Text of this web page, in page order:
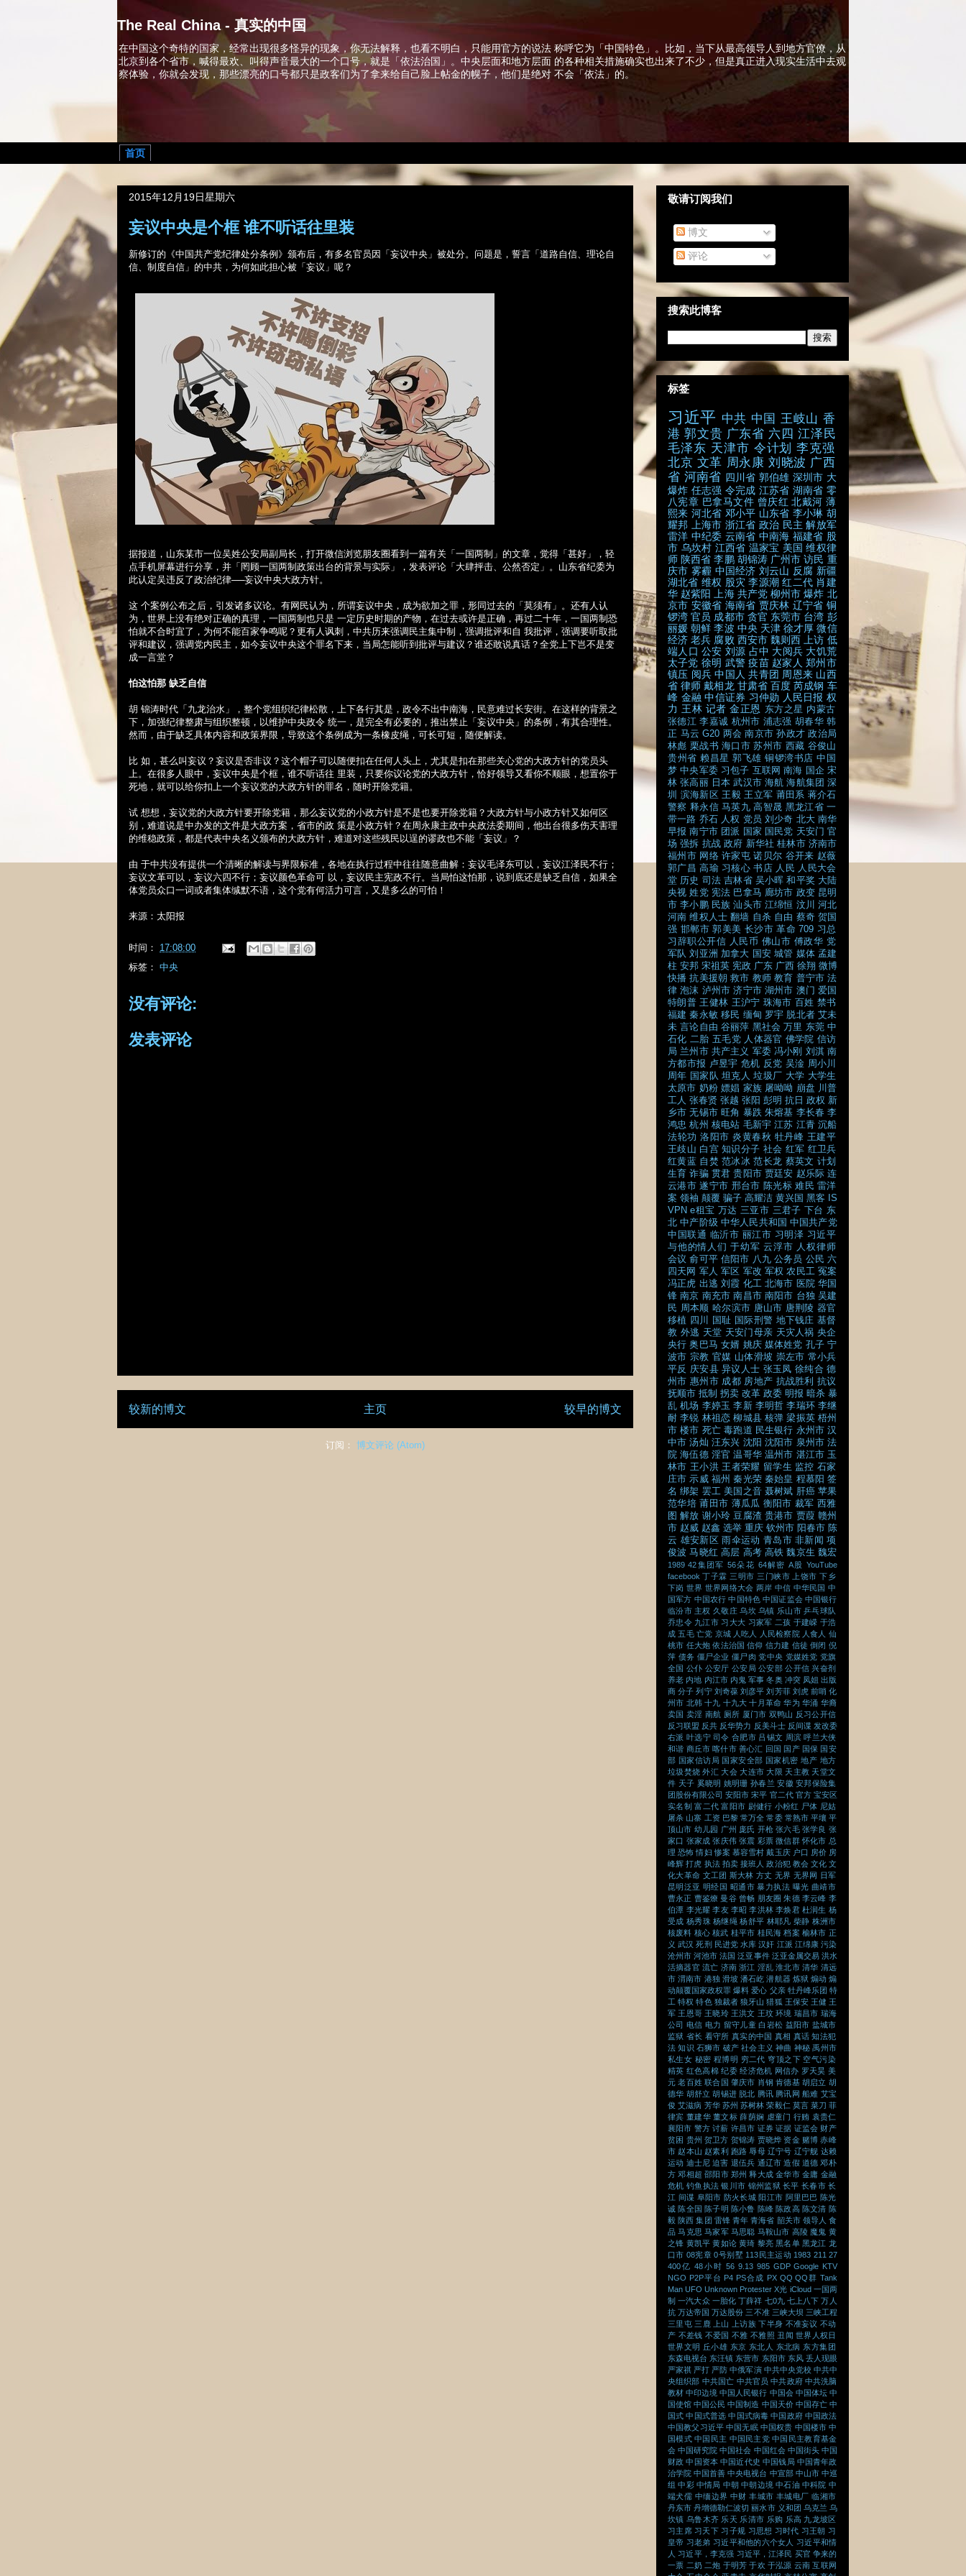
The Real China - 真实的中国
在中国这个奇特的国家，经常出现很多怪异的现象，你无法解释，也看不明白，只能用官方的说法 称呼它为「中国特色」。比如，当下从最高领导人到地方官僚，从
北京到各个省市，喊得最欢、叫得声音最大的一个口号，就是「依法治国」。中央层面和地方层面 的各种相关措施确实也出来了不少，但是真正进入现实生活中去观
察体验，你就会发现，那些漂亮的口号都只是政客们为了拿来给自己脸上帖金的幌子，他们是绝对 不会「依法」的。
首页
2015年12月19日星期六
妄议中央是个框 谁不听话往里装
新修订的《中国共产党纪律处分条例》颁布后，有多名官员因「妄议中央」被处分。问题是，誓言「道路自信、理论自
信、制度自信」的中共，为何如此担心被「妄议」呢？
据报道，山东某市一位吴姓公安局副局长，打开微信浏览朋友圈看到一篇有关「一国两制」的文章，觉得「甚好」，轻
点手机屏幕进行分享，并「罔顾一国两制政策出台的背景与实际」，发表评论「大肆抨击、公然否定」。山东省纪委为
此认定吴违反了政治纪律──妄议中央大政方针。
这 个案例公布之后，引发诸多议论。有网民认为，所谓妄议中央，成为欲加之罪，形同过去的「莫须有」。还有人认
为，世界上没有绝对正确的真理，一国两制也只是 一定历史时期的产物，在过去或许是正确，再过二十年，一国两制恐
怕就不合时宜了，为何不能百家争鸣呢？更有人讽刺，中共历来强调民主集中制，强调批评和自 我批评，强调要听取批
评和建议，强调党内民主，如今妄议中央这个罪名下来，当局怎能听到批评与建议？谁还敢说真话？全党上下岂不是变
成一言堂？
怕这怕那 缺乏自信
胡 锦涛时代「九龙治水」，整个党组织纪律松散，上下各行其是，政令不出中南海，民意难过长安街。在这样的背景之
下，加强纪律整肃与组织整顿，以维护中央政令 统一，是完全有必要的，推出禁止「妄议中央」的条例，有其合理性。
然而，由于缺乏具体内容和政策界限，导致这个条例成为一条橡皮绳，可长可短，随便解读。
比 如，甚么叫妄议？妄议是否非议？这个帽子可以随便扣在任何人头上，尤其是扣在那些关心党的大政方针的党员头
上。在很多人眼中，妄议中央是个框，谁不听话往 里装，只要你议论党的大政方针，恰好领导又看你不顺眼，想置你于
死地，就可以给你扣上一个妄议党的大政方针的罪名，随时开除党籍。
试 想想，妄议党的大政方针要开除党籍，那么妄议党的小政方针是不是也要开除党籍？大政方针与小政方针又如何区
别，难道说是中办发的文件是大政方案，省市的政 策是小政方针？在周永康主政中央政法委期间，他出台很多伤天害理
的维稳政策，都是代表中央名义颁布的大政方针，难道对这些残民以逞的谬政也不能「妄议」？
由 于中共没有提供一个清晰的解读与界限标准，各地在执行过程中往往随意曲解：妄议毛泽东可以，妄议江泽民不行；
妄议文革可以，妄议六四不行；妄议颜色革命可 以，妄议民主宪政不行。当局怕这怕那，说到底还是缺乏自信，如果全
体党员众口一词或者集体缄默不语，这个党有何活力可言，又是多么的可怕！
来源：太阳报
时间： 17:08:00
标签： 中央
没有评论:
发表评论
较新的博文 较早的博文
主页
订阅： 博文评论 (Atom)
敬请订阅我们
博文
评论
搜索此博客
标签
习近平 中共 中国 王岐山 香
港 郭文贵 广东省 六四 江泽民
毛泽东 天津市 令计划 李克强
北京 文革 周永康 刘晓波 广西
省 河南省 四川省 郭伯雄 深圳市 大
爆炸 任志强 令完成 江苏省 湖南省 零
八宪章 巴拿马文件 曾庆红 北戴河 薄
熙来 河北省 邓小平 山东省 李小琳 胡
耀邦
上海市 浙江省 政治 民主 解放军
雷洋 中纪委 云南省 中南海 福建省 股
市 乌坎村 江西省 温家宝 美国 维权律
师 陕西省 李鹏 胡锦涛 广州市 访民 重
庆市 雾霾 中国经济 刘云山 反腐 新疆
湖北省 维权 股灾 李源潮 红二代 肖建
华 赵紫阳 上海 共产党 柳州市 爆炸 北
京市 安徽省 海南省 贾庆林 辽宁省 铜
锣湾 官员 成都市 贪官 东莞市 台湾 彭
丽媛 朝鲜 李波 中央 天津 徐才厚 微信
经济 老兵 腐败 西安市 魏则西 上访 低
端人口 公安 刘源 占中 大阅兵 大饥荒
太子党 徐明 武警 疫苗 赵家人 郑州市
镇压 阅兵 中国人 共青团 周恩来 山西
省 律师 戴相龙 甘肃省 百度 芮成钢 车
峰 金融 中信证券 习仲勋 人民日报 权
力 王林 记者 金正恩 东方之星 内蒙古
张德江 李嘉诚 杭州市 浦志强 胡春华 韩
正 马云 G20 两会 南京市 孙政才 政治局
林彪 栗战书 海口市 苏州市 西藏 谷俊山
贵州省 赖昌星 郭飞雄 铜锣湾书店 中国
梦 中央军委 习包子 互联网 南海 国企 宋
林 张高丽 日本 武汉市 海航 海航集团 深
圳
滨海新区 王毅 王立军 莆田系 蒋介石
警察 释永信 马英九 高智晟 黑龙江省 一
带一路 乔石 人权 党员 刘少奇 北大 南华
早报 南宁市 团派 国家 国民党 天安门 官
场 强拆 抗战 政府 新华社 桂林市 济南市
福州市 网络 许家屯 诺贝尔 谷开来 赵薇
郭广昌 高瑜 习核心 书店 人民 人民大会
堂 历史 司法 吉林省 吴小晖 和平奖 大陆
央视 姓党 宪法 巴拿马 廊坊市 政变 昆明
市 李小鹏 民族 汕头市 江绵恒 汶川
河北
河南 维权人士 翻墙 自杀 自由 蔡奇 贺国
强 邯郸市 郭美美 长沙市 革命 709 习总
习辞职公开信 人民币 佛山市 傅政华 党
军队 刘亚洲 加拿大 国安 城管 媒体 孟建
柱 安邦 宋祖英 宪政 广东 广西 徐翔 微博
快播 抗美援朝 救市 教师 教育 普宁市 法
律 泡沫 泸州市 济宁市 湖州市 澳门 爱国
特朗普 王健林 王沪宁 珠海市 百姓 禁书
福建 秦永敏 移民 缅甸 罗宇 脱北者 艾未
未 言论自由 谷丽萍 黑社会 万里 东莞 中
石化 二胎 五毛党 人体器官 佛学院 信访
局 兰州市 共产主义 军委 冯小刚 刘淇 南
方都市报 卢昱宇 危机 反党 吴淦 周小川
周年 国家队 坦克人 垃圾厂 大学 大学生
太原市 奶粉 嫖娼 家族 屠呦呦 崩盘 川普
工人 张春贤 张越 张阳 彭明 抗日 政权 新
乡市 无锡市 旺角 暴跌 朱熔基 李长春 李
鸿忠 杭州 核电站 毛新宇 江苏 江青 沉船
法轮功 洛阳市 炎黄春秋 牡丹峰 王建平
王歧山 白宫 知识分子 社会 红军 红卫兵
红黄蓝 自焚 范冰冰 范长龙 蔡英文 计划
生育 诈骗 贯君 贵阳市 贾廷安 赵乐际 连
云港市 遂宁市 邢台市 陈光标 难民 雷洋
案 领袖 颠覆 骗子 高耀洁 黄兴国 黑客
IS
VPN e租宝 万达 三亚市 三君子 下台 东
北 中产阶级 中华人民共和国 中国共产党
中国联通 临沂市 丽江市 习明泽 习近平
与他的情人们 于幼军 云浮市 人权律师
会议 俞可平 信阳市 八九 公务员 公民 六
四天网 军人 军区 军改 军权 农民工 冤案
冯正虎 出逃 刘霞 化工 北海市 医院 华国
锋 南京 南充市 南昌市 南阳市 台独 吴建
民 周本顺 哈尔滨市 唐山市 唐荆陵 器官
移植 四川 国耻 国际刑警 地下钱庄 基督
教 外逃 天堂 天安门母亲 天灾人祸 央企
央行 奥巴马 女婿 姚庆 媒体姓党 孔子 宁
波市 宗教 官媒 山体滑坡 崇左市 常小兵
平反 庆安县 异议人士 张玉凤 徐纯合 德
州市 惠州市 成都 房地产 抗战胜利 抗议
抚顺市 抵制 拐卖 改革 政委 明报 暗杀 暴
乱 机场 李婷玉 李新 李明哲 李瑞环 李继
耐 李锐 林祖恋 柳城县 核弹 梁振英 梧州
市 楼市 死亡 毒跑道 民生银行 永州市 汉
中市 汤灿 汪东兴 沈阳 沈阳市 泉州市 法
院 海伍德 淫官 温哥华 温州市 湛江市 玉
林市 王小洪 王者荣耀 留学生 监控 石家
庄市 示威 福州 秦光荣 秦始皇 程慕阳 签
名 绑架 罢工 美国之音 聂树斌 肝癌 苹果
范华培 莆田市 薄瓜瓜 衡阳市 裁军 西雅
图 解放 谢小玲 豆腐渣 贵港市 贾葭 赣州
市 赵威 赵鑫 选举 重庆 钦州市 阳春市 陈
云 雄安新区 雨伞运动 青岛市 非新闻 项
俊波 马晓红 高层 高考 高铁 魏京生 魏宏
1989 42集团军 56朵花 64解密 A股 YouTube
facebook 丁子霖 三明市 三门峡市 上饶市 下乡
下岗 世界 世界网络大会 两岸 中信 中华民国 中
国军方 中国农行 中国特色 中国证监会 中国银行
临汾市 主权 久敬庄 乌坎 乌镇 乐山市 乒乓球队
乔忠令 九江市 习大大 习家军 二孩 于建嵘 于浩
成 五毛 亡党 京城 人吃人 人民检察院 人食人 仙
桃市 任大炮 依法治国 信仰 信力建 信徒 倒闭 倪
萍 债务 僵尸企业 僵尸肉 党中央 党媒姓党 党旗
全国 公仆 公安厅 公安局 公安部 公开信 兴奋剂
养老 内地 内江市 内鬼 军事 冬奥 冲突 凤姐 出版
商 分子 列宁 刘奇葆 刘彦平 刘芳菲 刘虎 前哨 化
州市 北韩 十九 十九大 十月革命 华为 华涌 华裔
卖国 卖淫 南航 厕所 厦门市 双鸭山 反习公开信
反习联盟 反共 反华势力 反美斗士 反间谍 发改委
右派 叶选宁 司令 合肥市 吕锡文 周滨 呼兰大侠
和谐 商丘市 喀什市 善心汇 回国 国产 国保 国安
部 国家信访局 国家安全部 国家机密 地产 地方
垃圾焚烧 外汇 大会 大连市 大限 天主教 天堂文
件 天子 奚晓明 姚明珊 孙春兰 安徽 安邦保险集
团股份有限公司 安阳市 宋平 官二代 官方 宝安区
实名制 富二代 富阳市 尉健行 小粉红 尸体 尼姑
屠杀 山寨 工资 巴黎 常万全 常委 常熟市 平壤 平
顶山市 幼儿园 广州 庞氏 开枪 张六毛 张学良 张
家口 张家成 张庆伟 张震 彩票 微信群 怀化市 总
理 恐怖 情妇 惨案 慕容雪村 戴玉庆 户口 房价 房
峰辉 打虎 执法 拍卖 接班人 政治犯 教会 文化 文
化大革命 文工团 斯大林 方丈 无界 无界网 日军
昆明泛亚 明经国 昭通市 暴力执法 曝光 曲靖市
曹永正 曹鉴燎 曼谷 曾畅 朋友圈 朱德 李云峰 李
伯潭 李光耀 李友 李昭 李洪林 李焕君 杜润生 杨
受成 杨秀珠 杨继绳 杨舒平 林耶凡 柴静 株洲市
核废料 核心 核武 桂平市 桂民海 档案 榆林市 正
义 武汉 死刑 民进党 水库 汉奸 江派 江绵康 污染
沧州市 河池市 法国 泛亚事件 泛亚金属交易 洪水
活摘器官 流亡 济南 浙江 淫乱 淮北市 清华 清远
市 渭南市 港独 滑坡 潘石屹 潜航器 炼狱 煽动 煽
动颠覆国家政权罪 爆料 爱心 父亲 牡丹峰乐团 特
工 特权 特色 独裁者 狼牙山 猎狐 王保安 王健 王
军 王恩哥 王晓玲 王洪文 王玟 环境 瑞昌市 瑞海
公司 电信 电力 留守儿童 白岩松 益阳市 盐城市
监狱 省长 看守所 真实的中国 真相 真话 知法犯
法 知识 石狮市 破产 社会主义 神曲 神秘 禹州市
私生女 秘密 程博明 穷二代 穹顶之下 空气污染
精英 红色高棉 纪委 经济危机 网信办 罗天昊 美
元 老百姓 联合国 肇庆市 肖钢 肯德基 胡启立 胡
德华 胡舒立 胡锡进 脱北 腾讯 腾讯网 船难 艾宝
俊 艾滋病 芳华 苏州 苏树林 荣毅仁 莫言 菜刀 菲
律宾 董建华 董文标 薛荫娴 虐童门 行贿 袁贵仁
襄阳市 警方 讨薪 许昌市 证券 证据 证监会 财产
贫困 贵州 贺卫方 贺锦涛 贾晓烨 资金 赌博 赤峰
市 赵本山 赵素利 跑路 辱母 辽宁号 辽宁舰 达赖
运动 迪士尼 迫害 退伍兵 通辽市 造假 道德 邓朴
方 邓相超 邵阳市 郑州 释大成 金华市 金庸 金融
危机 钓鱼执法 银川市 锦州监狱 长平 长春市 长
江 间谍 阜阳市 防火长城 阳江市 阿里巴巴 陈光
诚 陈全国 陈子明 陈小鲁 陈峰 陈政高 陈文清 陈
毅 陕西 集团 雷锋 青年 青海省 韶关市 领导人 食
品 马克思 马家军 马思聪 马鞍山市 高陵 魔鬼 黄
之锋 黄凯平 黄如论 黄琦 黎亮 黑名单 黑龙江 龙
口市 08宪章 0号别墅 113民主运动 1983 211 27
400亿 48小时 56 9.13 985 GDP Google KTV
NGO P2P平台 P4 PS合成 PX QQ QQ群 Tank
Man UFO Unknown Protester X光 iCloud 一国两
制 一汽大众 一胎化 丁薛祥 七0九 七上八下 万人
抗 万达帝国 万达股份 三不准 三峡大坝 三峡工程
三里屯 三鹿 上山 上访族 下半身 不准妄议 不动
产 不差钱 不爱国 不雅 不雅照 丑闻 世界人权日
世界文明 丘小雄 东京 东北人 东北病 东方集团
东森电视台 东汪镇 东营市 东阳市 东风 丢人现眼
严家祺 严打 严防 中俄军演 中共中央党校 中共中
央组织部 中共国亡 中共官员 中共政府 中共洗脑
教材 中印边境 中国人民银行 中国会 中国体坛 中
国使馆 中国公民 中国制造 中国天价 中国存亡 中
国式 中国式普选 中国式病毒 中国政府 中国政法
中国教父习近平 中国无眠 中国权贵 中国楼市 中
国模式 中国民主 中国民主党 中国民主教育基金
会 中国研究院 中国社会 中国红会 中国街头 中国
财政 中国资本 中国近代史 中国钱局 中国青年政
治学院 中国首善 中央电视台 中宣部 中山市 中巡
组 中彩 中情局 中朝 中朝边境 中石油 中科院 中
端犬儒 中缅边界 中财 丰城市 丰城电厂 临湘市
丹东市 丹增德勒仁波切 丽水市 义和团 乌克兰 乌
坎镇 乌鲁木齐 乐天 乐清市 乐购 乐高 九龙坡区
习主席 习天下 习子规 习思想 习时代 习王朝 习
皇帝 习老弟 习近平和他的六个女人 习近平和情
人 习近平，李克强 习近平，江泽民 买官 争来的
一票 二奶 二炮 于明芳 于欢 于泓源 云南 互联网